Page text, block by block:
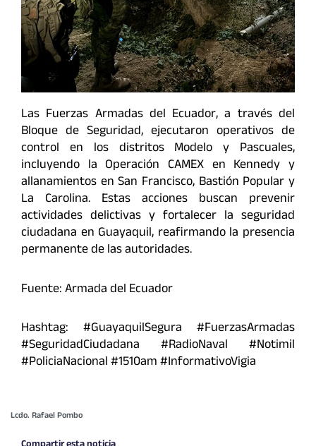
Las Fuerzas Armadas del Ecuador, a través del
Bloque de Seguridad, ejecutaron operativos de
control en los distritos Modelo y Pascuales,
incluyendo la Operación CAMEX en Kennedy y
allanamientos en San Francisco, Bastión Popular y
La Carolina. Estas acciones buscan prevenir
actividades delictivas y fortalecer la seguridad
ciudadana en Guayaquil, reafirmando la presencia
permanente de las autoridades.
Fuente: Armada del Ecuador
Hashtag: #GuayaquilSegura #FuerzasArmadas
#SeguridadCiudadana #RadioNaval #Notimil
#PoliciaNacional #1510am #InformativoVigia
Lcdo. Rafael Pombo